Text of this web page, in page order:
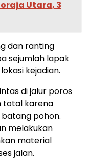
Utara, 3
dan ranting
sejumlah lapak
kejadian.
di jalur poros
total karena
pohon.
melakukan
material
jalan.